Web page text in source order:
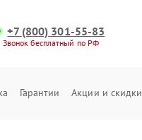
+7 (800) 301-55-83
Звонок бесплатный по РФ
Гарантии Акции и скидки